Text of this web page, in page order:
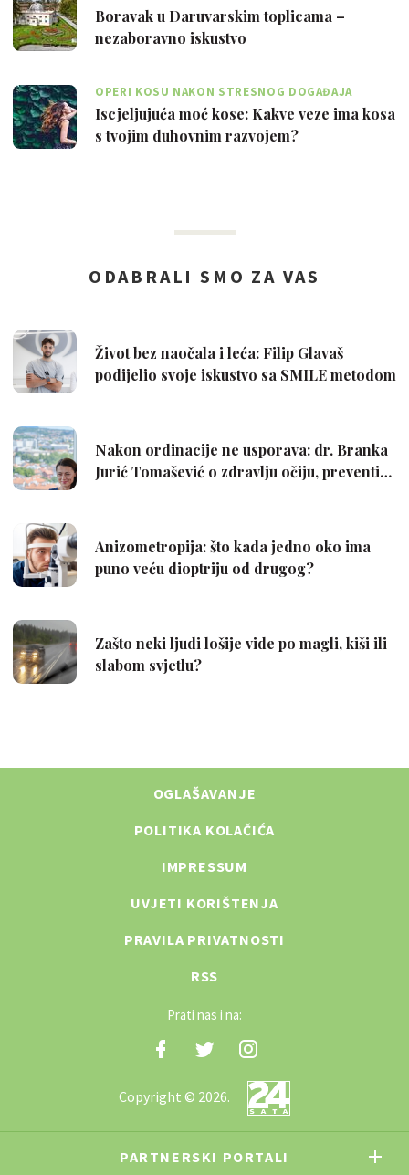
Boravak u Daruvarskim toplicama –
nezaboravno iskustvo
OPERI KOSU NAKON STRESNOG DOGAĐAJA
Iscjeljujuća moć kose: Kakve veze ima kosa
s tvojim duhovnim razvojem?
OGLAŠAVANJE
POLITIKA KOLAČIĆA
IMPRESSUM
UVJETI KORIŠTENJA
PRAVILA PRIVATNOSTI
RSS
Prati nas i na:
Copyright © 2026.
PARTNERSKI PORTALI